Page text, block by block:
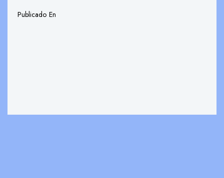
Publicado En